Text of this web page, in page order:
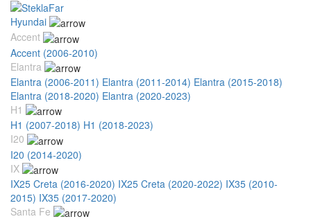
Hyundai
Accent
Accent (2006-2010)
Elantra
Elantra (2006-2011) Elantra (2011-2014) Elantra (2015-2018)
Elantra (2018-2020) Elantra (2020-2023)
H1
H1 (2007-2018) H1 (2018-2023)
I20
I20 (2014-2020)
IX
IX25 Creta (2016-2020) IX25 Creta (2020-2022) IX35 (2010-
2015) IX35 (2017-2020)
Santa Fe